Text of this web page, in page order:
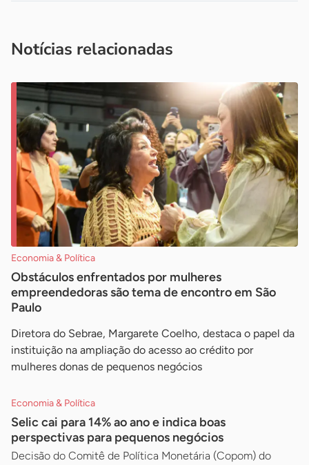
Notícias relacionadas
Economia & Política
Obstáculos enfrentados por mulheres
empreendedoras são tema de encontro em São
Paulo
Diretora do Sebrae, Margarete Coelho, destaca o papel da
instituição na ampliação do acesso ao crédito por
mulheres donas de pequenos negócios
Economia & Política
Selic cai para 14% ao ano e indica boas
perspectivas para pequenos negócios
Decisão do Comitê de Política Monetária (Copom) do